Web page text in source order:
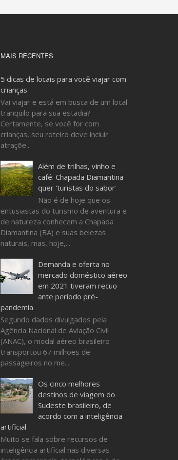
Turismo vacation rental
MAIS RECENTES
5 dicas de locais para você viajar com
crianças
Vai viajar e está em busca de um local
tranquilo para sua estadia?
Certamente, se você for com
crianças, seu roteiro deve incluir
atraçõe...
Além de trilhas, vinho e
café: Chapada Diamantina
quer 'turistas do sabor'
Não é de hoje que os
entusiastas do turismo de aventura e
de natureza conhecem a Chapada
Diamantina (BA) e suas belezas
naturais, mas, hoje,...
Demanda e oferta no
mercado doméstico aéreo
em 2021 tiveram recuo
ante período pré-
pandemia
Segundo dados divulgados pela
Agência Nacional de Aviação Civil
(ANAC), o modal aéreo brasileiro
transportou 67 milhões de
passageiros no me...
Os cinco melhores
destinos de viagem do
Sudeste brasileiro, de
acordo com a inteligência
artificial
Muito se fala sobre recursos de
inteligência artificial nas diversas